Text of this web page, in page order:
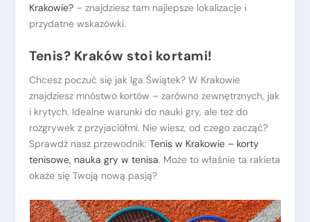
Krakowie? – znajdziesz tam najlepsze lokalizacje i
przydatne wskazówki.
Tenis? Kraków stoi kortami!
Chcesz poczuć się jak Iga Świątek? W Krakowie
znajdziesz mnóstwo kortów – zarówno zewnętrznych, jak
i krytych. Idealne warunki do nauki gry, ale też do
rozgrywek z przyjaciółmi. Nie wiesz, od czego zacząć?
Sprawdź nasz przewodnik:Tenis w Krakowie – korty
tenisowe, nauka gry w tenisa. Może to właśnie ta rakieta
okaże się Twoją nową pasją?